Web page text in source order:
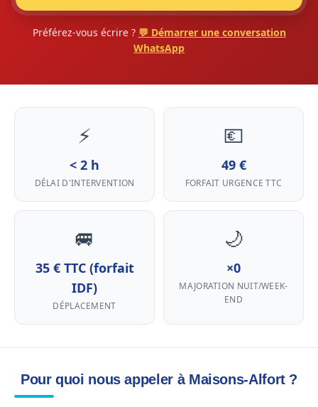
Préférez-vous écrire ? 💬 Démarrer une conversation
WhatsApp
⚡
< 2 h
DÉLAI D'INTERVENTION
💶
49 €
FORFAIT URGENCE TTC
🚐
35 € TTC (forfait
IDF)
DÉPLACEMENT
🌙
×0
MAJORATION NUIT/WEEK-
END
Pour quoi nous appeler à Maisons-Alfort ?